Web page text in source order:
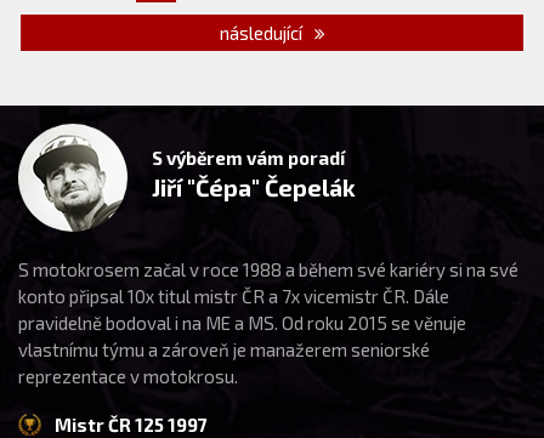
následující
S výběrem vám poradí
Jiří "Čépa" Čepelák
S motokrosem začal v roce 1988 a během své kariéry si na své
konto připsal 10x titul mistr ČR a 7x vicemistr ČR. Dále
pravidelně bodoval i na ME a MS. Od roku 2015 se věnuje
vlastnímu týmu a zároveň je manažerem seniorské
reprezentace v motokrosu.
Mistr ČR 125 1997